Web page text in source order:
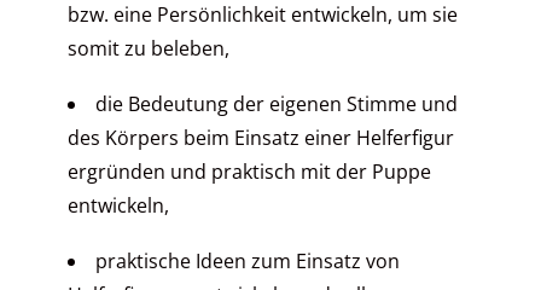
bzw. eine Persönlichkeit entwickeln, um sie
somit zu beleben,
die Bedeutung der eigenen Stimme und
des Körpers beim Einsatz einer Helferfigur
ergründen und praktisch mit der Puppe
entwickeln,
praktische Ideen zum Einsatz von